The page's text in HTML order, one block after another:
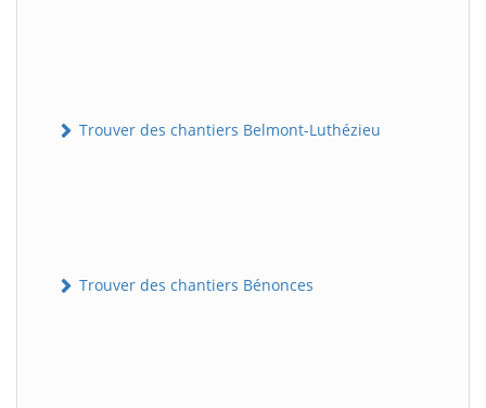
Trouver des chantiers Belmont-Luthézieu
Trouver des chantiers Bénonces